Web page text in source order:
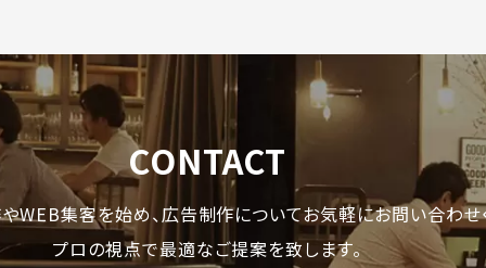
CONTACT
WEB集客を始め、 広告制作についてお気軽にお問い合わせ
プロの視点で最適なご提案を致します。